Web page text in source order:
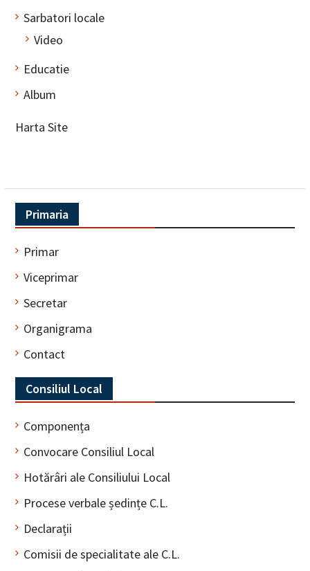
Sarbatori locale
Video
Educatie
Album
Harta Site
Primaria
Primar
Viceprimar
Secretar
Organigrama
Contact
Consiliul Local
Componența
Convocare Consiliul Local
Hotărâri ale Consiliului Local
Procese verbale ședințe C.L.
Declarații
Comisii de specialitate ale C.L.